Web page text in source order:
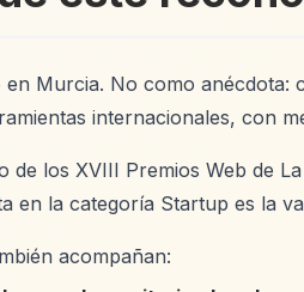
en Murcia. No como anécdota:
internacionales, con
de los XVIII Premios Web de
en la categoría Startup es la
acompañan: